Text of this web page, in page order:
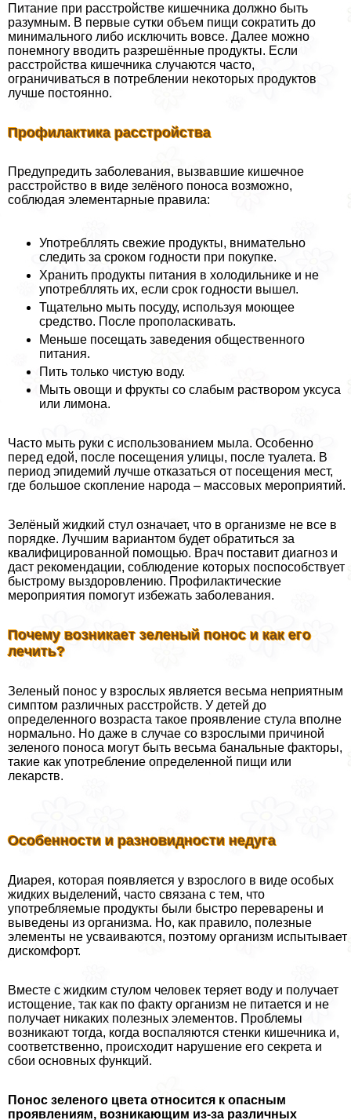
Питание при расстройстве кишечника должно быть
разумным. В первые сутки объем пищи сократить до
минимального либо исключить вовсе. Далее можно
понемногу вводить разрешённые продукты. Если
расстройства кишечника случаются часто,
ограничиваться в потрeблении некоторых продуктов
лучше постоянно.
Профилактика расстройства
Предупредить заболевания, вызвавшие кишечное
расстройство в виде зелёного поноса возможно,
соблюдая элементарные правила:
Употрeбллять свежие продукты, внимательно
следить за сроком годности при покупке.
Хранить продукты питания в холодильнике и не
употрeбллять их, если срок годности вышел.
Тщательно мыть посуду, используя моющее
средство. После прополаскивать.
Меньше посещать заведения общественного
питания.
Пить только чистую воду.
Мыть овощи и фрукты со слабым раствором уксуса
или лимона.
Часто мыть руки с использованием мыла. Особенно
перед едой, после посещения улицы, после туалета. В
период эпидемий лучше отказаться от посещения мест,
где большое скопление народа – массовых мероприятий.
Зелёный жидкий стул означает, что в организме не все в
порядке. Лучшим вариантом будет обратиться за
квалифицированной помощью. Врач поставит диагноз и
даст рекомендации, соблюдение которых поспособствует
быстрому выздоровлению. Профилактические
мероприятия помогут избежать заболевания.
Почему возникает зеленый понос и как его
лечить?
Зеленый понос у взрослых является весьма неприятным
симптом различных расстройств. У детей до
определенного возраста такое проявление стула вполне
нормально. Но даже в случае со взрослыми причиной
зеленого поноса могут быть весьма бaнaльные факторы,
такие как употрeбление определенной пищи или
лекарств.
Особенности и разновидности недуга
Диарея, которая появляется у взрослого в виде особых
жидких выделений, часто связана с тем, что
употрeбляемые продукты были быстро переварены и
выведены из организма. Но, как правило, полезные
элементы не усваиваются, поэтому организм испытывает
дискомфорт.
Вместе с жидким стулом человек теряет воду и получает
истощение, так как по факту организм не питается и не
получает никаких полезных элементов. Проблемы
возникают тогда, когда воспаляются стенки кишечника и,
соответственно, происходит нарушение его секрета и
сбои основных функций.
Понос зеленого цвета относится к опасным
проявлениям, возникающим из-за различных